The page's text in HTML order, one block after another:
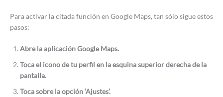
Para activar la citada función en Google Maps, tan sólo sigue estos
pasos:
Abre la aplicación Google Maps.
Toca el icono de tu perfil en la esquina superior derecha de la
pantalla.
Toca sobre la opción ‘Ajustes’.